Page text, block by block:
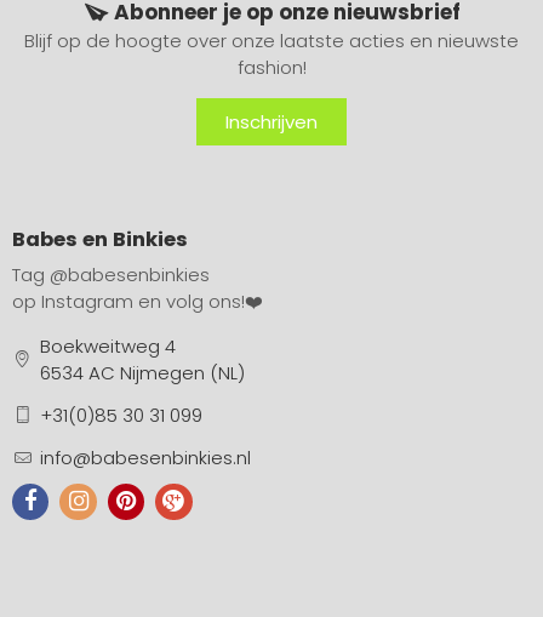
Abonneer je op onze nieuwsbrief
Blijf op de hoogte over onze laatste acties en nieuwste
fashion!
Inschrijven
Babes en Binkies
Tag @babesenbinkies
op Instagram en volg ons!❤️
Boekweitweg 4
6534 AC Nijmegen (NL)
+31(0)85 30 31 099
info@babesenbinkies.nl